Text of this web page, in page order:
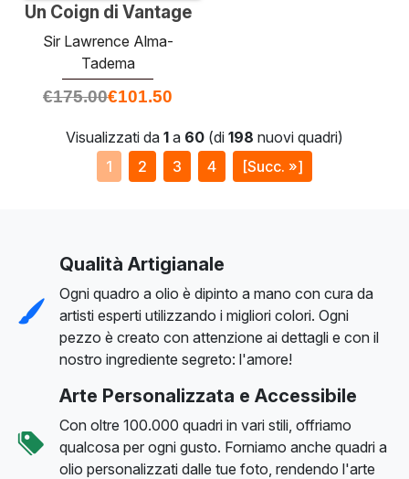
Un Coign di Vantage
Sir Lawrence Alma-
Tadema
€175.00€101.50
Visualizzati da 1 a 60 (di 198 nuovi quadri)
1
2 3 4 [Succ. »]
Qualità Artigianale
Ogni quadro a olio è dipinto a mano con cura da
artisti esperti utilizzando i migliori colori. Ogni
pezzo è creato con attenzione ai dettagli e con il
nostro ingrediente segreto: l'amore!
Arte Personalizzata e Accessibile
Con oltre 100.000 quadri in vari stili, offriamo
qualcosa per ogni gusto. Forniamo anche quadri a
olio personalizzati dalle tue foto, rendendo l'arte